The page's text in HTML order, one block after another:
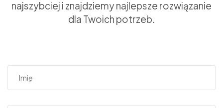
najszybciej i znajdziemy najlepsze rozwiązanie
dla Twoich potrzeb.